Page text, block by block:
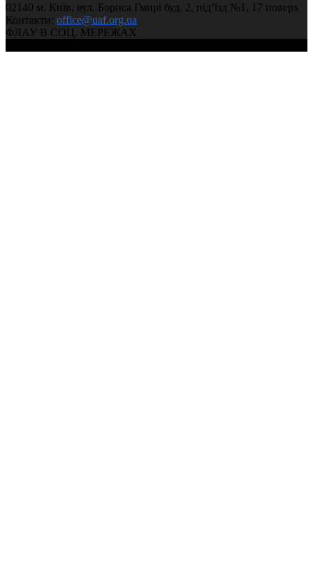
02140 м. Київ, вул. Бориса Гмирі буд. 2, під’їзд №1, 17 поверх
Контакти: office@uaf.org.ua
ФЛАУ В СОЦ. МЕРЕЖАХ